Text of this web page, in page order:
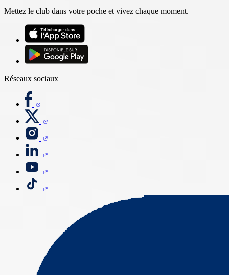
Mettez le club dans votre poche et vivez chaque moment.
Réseaux sociaux